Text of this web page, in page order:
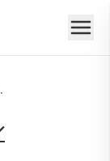
.